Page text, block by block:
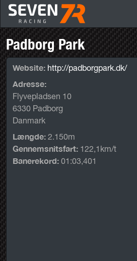
Padborg Park
Website: http://padborgpark.dk/
Adresse:
Flyvepladsen 10
6330 Padborg
Danmark
Længde: 2.150m
Gennemsnitsfart: 122,1km/t
Banerekord: 01:03,401